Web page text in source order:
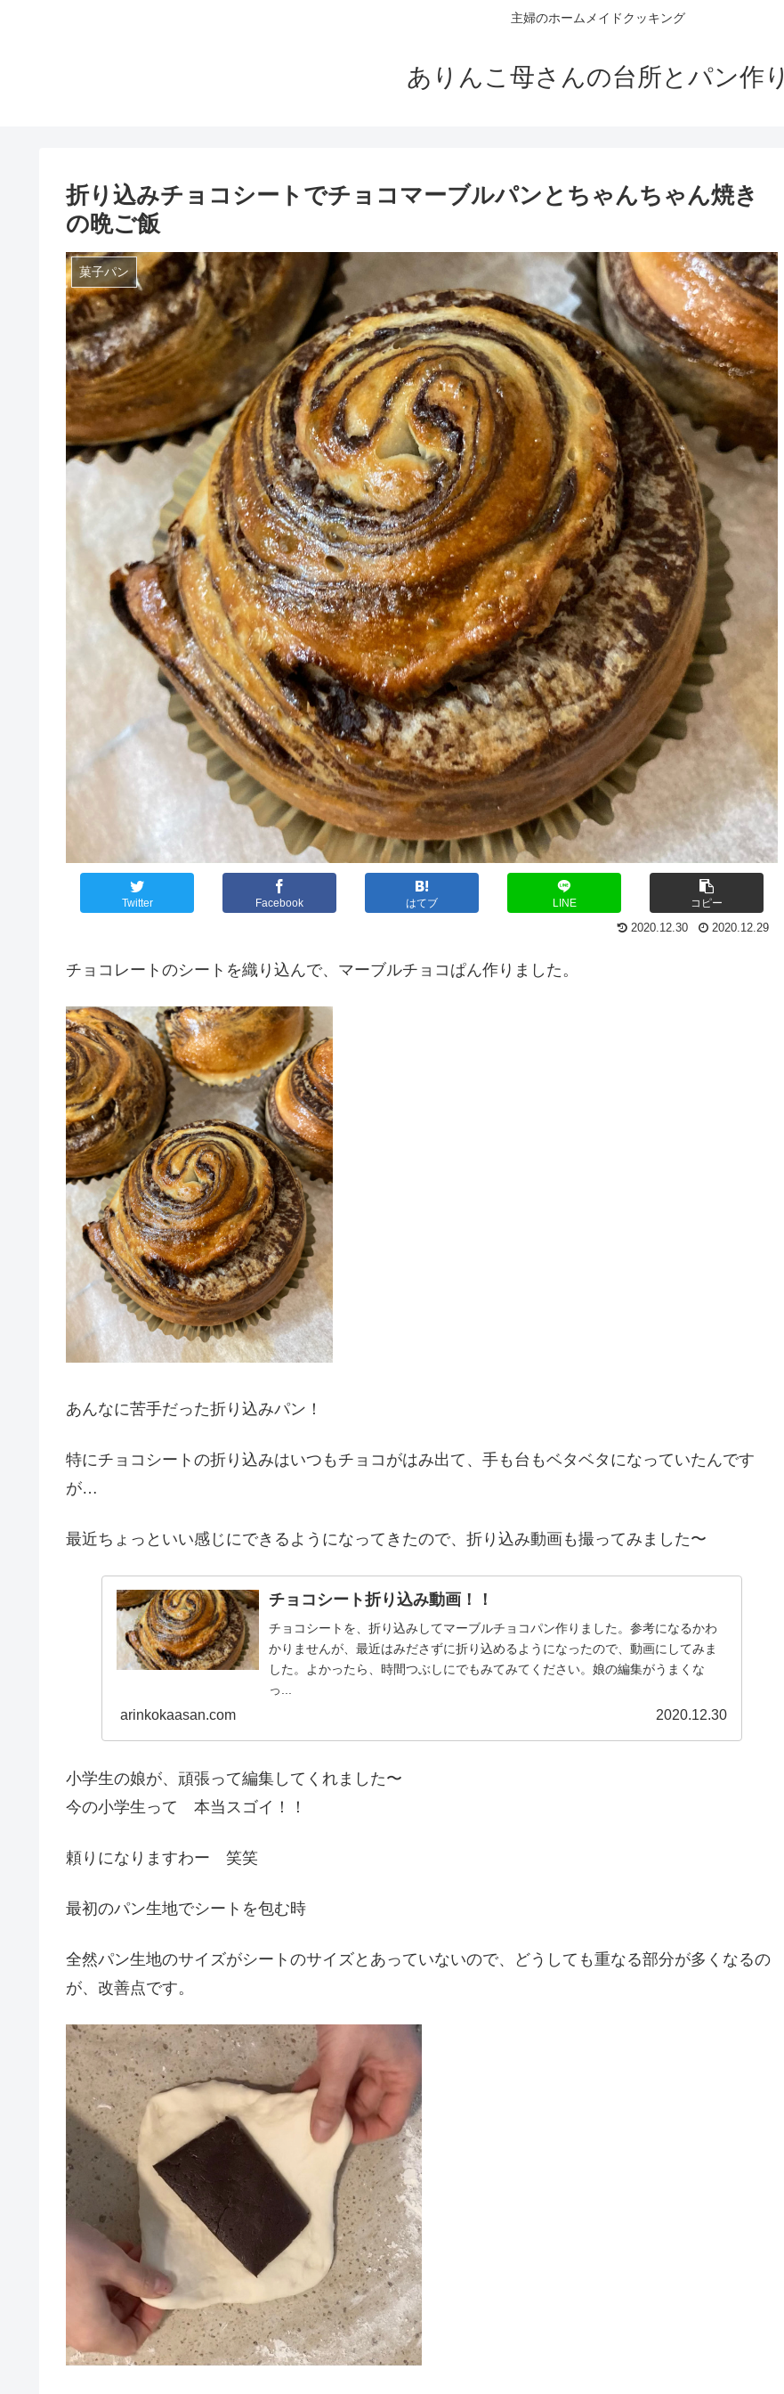
主婦のホームメイドクッキング
ありんこ母さんの台所とパン作り
折り込みチョコシートでチョコマーブルパンとちゃんちゃん焼き
の晩ご飯
菓子パン
Twitter Facebook はてブ LINE コピー
2020.12.30 2020.12.29
チョコレートのシートを織り込んで、マーブルチョコぱん作りました。
あんなに苦手だった折り込みパン！
特にチョコシートの折り込みはいつもチョコがはみ出て、手も台もベタベタになっていたんです
が…
最近ちょっといい感じにできるようになってきたので、折り込み動画も撮ってみました〜
チョコシート折り込み動画！！
チョコシートを、折り込みしてマーブルチョコパン作りました。参考になるかわ
かりませんが、最近はみださずに折り込めるようになったので、動画にしてみま
した。よかったら、時間つぶしにでもみてみてください。娘の編集がうまくな
っ...
arinkokaasan.com 2020.12.30
小学生の娘が、頑張って編集してくれました〜
今の小学生って 本当スゴイ！！
頼りになりますわー 笑笑
最初のパン生地でシートを包む時
全然パン生地のサイズがシートのサイズとあっていないので、どうしても重なる部分が多くなるの
が、改善点です。